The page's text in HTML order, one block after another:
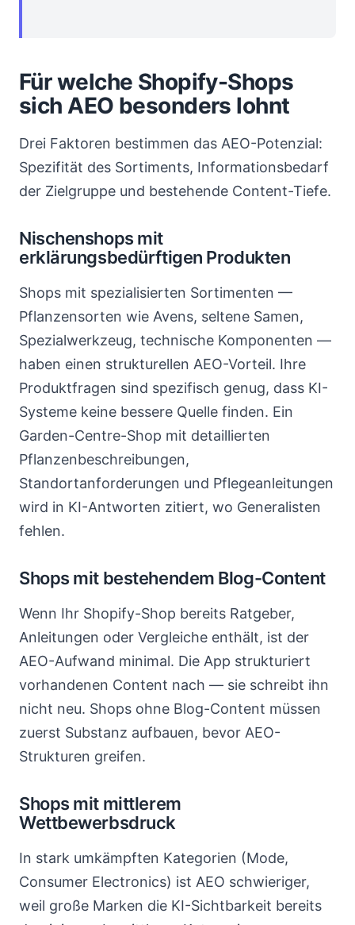
Für welche Shopify-Shops
sich AEO besonders lohnt
Drei Faktoren bestimmen das AEO-Potenzial:
Spezifität des Sortiments, Informationsbedarf
der Zielgruppe und bestehende Content-Tiefe.
Nischenshops mit
erklärungsbedürftigen Produkten
Shops mit spezialisierten Sortimenten —
Pflanzensorten wie Avens, seltene Samen,
Spezialwerkzeug, technische Komponenten —
haben einen strukturellen AEO-Vorteil. Ihre
Produktfragen sind spezifisch genug, dass KI-
Systeme keine bessere Quelle finden. Ein
Garden-Centre-Shop mit detaillierten
Pflanzenbeschreibungen,
Standortanforderungen und Pflegeanleitungen
wird in KI-Antworten zitiert, wo Generalisten
fehlen.
Shops mit bestehendem Blog-Content
Wenn Ihr Shopify-Shop bereits Ratgeber,
Anleitungen oder Vergleiche enthält, ist der
AEO-Aufwand minimal. Die App strukturiert
vorhandenen Content nach — sie schreibt ihn
nicht neu. Shops ohne Blog-Content müssen
zuerst Substanz aufbauen, bevor AEO-
Strukturen greifen.
Shops mit mittlerem
Wettbewerbsdruck
In stark umkämpften Kategorien (Mode,
Consumer Electronics) ist AEO schwieriger,
weil große Marken die KI-Sichtbarkeit bereits